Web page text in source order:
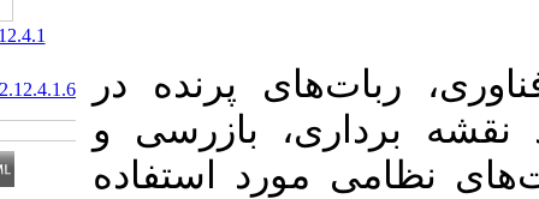
پرنده در
بازرسی و
مورد استفاده
20.1001.1.2322102.1402.12.4.1.6